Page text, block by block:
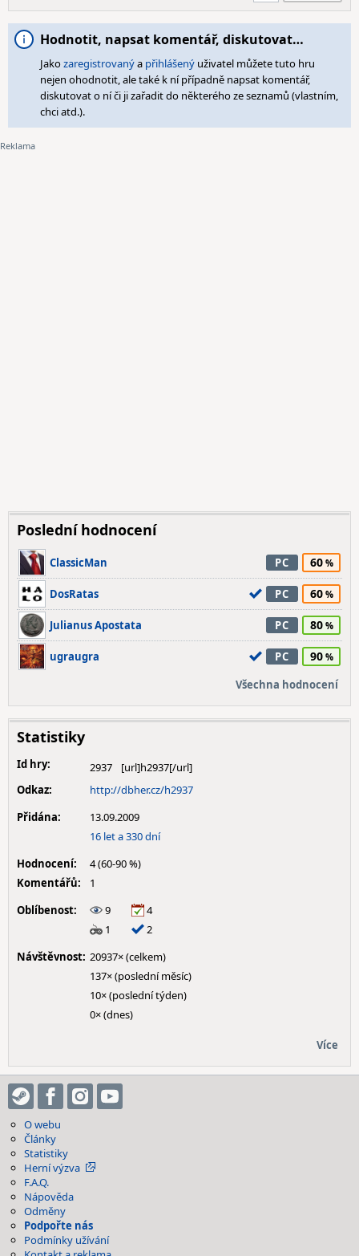
Hodnotit, napsat komentář, diskutovat…
Jakozaregistrovanýa přihlášený uživatel můžete tuto hru
nejen ohodnotit, ale také k ní případně napsat komentář,
diskutovat o ní či ji zařadit do některého ze seznamů (vlastním,
chci atd.).
Poslední hodnocení
ClassicMan PC 60
DosRatas PC 60
Julianus Apostata PC 80
ugraugra PC 90
Všechna hodnocení
Statistiky
Id hry:
2937
Odkaz:
http://dbher.cz/h2937
Přidána:
13.09.2009
16 let a 330 dní
Hodnocení:
4 (60-90 %)
Komentářů:
1
Oblíbenost:
9
4
1
2
Návštěvnost: 20937× (celkem)
137× (poslední měsíc)
10× (poslední týden)
0× (dnes)
Více
O webu
Články
Statistiky
Herní výzva
F.A.Q.
Nápověda
Odměny
Podpořte nás
Podmínky užívání